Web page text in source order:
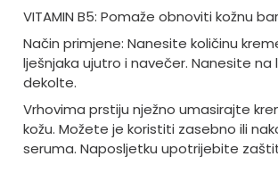
VITAMIN B5: Pomaže obnoviti kožnu
Način primjene: Nanesite količinu
lješnjaka ujutro i navečer. Nanesite na
dekolte.
Vrhovima prstiju nježno umasirajte
kožu. Možete je koristiti zasebno ili
seruma. Naposljetku upotrijebite